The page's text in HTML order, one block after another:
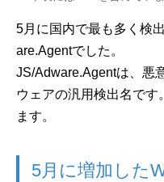
5月に国内で最も多く検
are.Agentでした。
JS/Adware.Agentは、悪
ウェアの汎用検出名で
ます。
5月に増加した